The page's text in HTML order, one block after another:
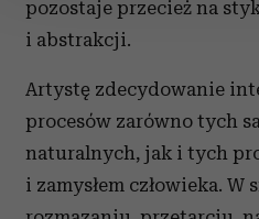
Wykorzystujemy pliki cookie
i reklam, aby oferować
analizować ruch w naszej
korzystasz z naszej witryny,
społecznościowym,
Partnerzy mogą połączyć te
otrzymanymi od Ciebie lub
pozostaje przecież na
i abstrakcji.
Artystę zdecydowanie
procesów zarówno tych
naturalnych, jak i tych
i zamysłem człowieka.